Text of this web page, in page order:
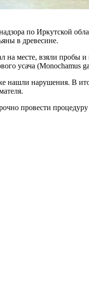
по Иркутской
в древесине.
на месте, взяли
усача (Monochamus
нашли нарушения. В
провести процедуру